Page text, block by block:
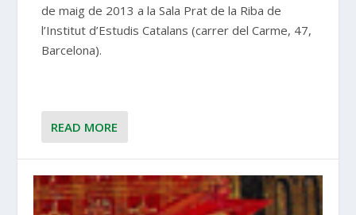
de maig de 2013 a la Sala Prat de la Riba de
l’Institut d’Estudis Catalans (carrer del Carme, 47,
Barcelona).
READ MORE